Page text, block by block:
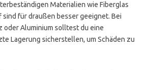
Materialien wie Fiberglas
für draußen besser geeignet. Bei
oder Aluminium solltest du eine
Lagerung sicherstellen, um Schäden zu